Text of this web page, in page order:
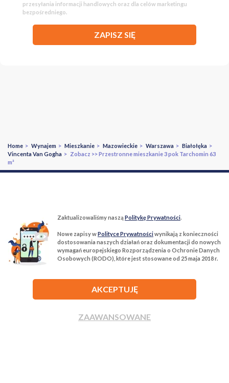
przesyłania informacji handlowych oraz dla celów marketingu
bezpośredniego.
ZAPISZ SIĘ
Home > Wynajem > Mieszkanie > Mazowieckie > Warszawa > Białołęka >
Vincenta Van Gogha > Zobacz >> Przestronne mieszkanie 3 pok Tarchomin 63
m²
T:22 299 68 68M:biuro@tur-nieruchomosci.pl
Biuro Nieruchomości Tur Nieruchomości
Zaktualizowaliśmy naszą Politykę Prywatności.
Nowe zapisy wPolityce Prywatnościwynikają z konieczności
dostosowania naszych działań oraz dokumentacji do nowych
wymagań europejskiego Rozporządzenia o Ochronie Danych
Osobowych (RODO), które jest stosowane od 25 maja 2018 r.
AKCEPTUJĘ
ZAAWANSOWANE